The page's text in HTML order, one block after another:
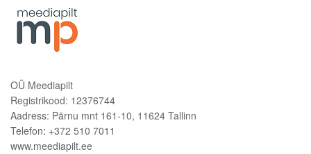
OÜ Meediapilt
Registrikood: 12376744
Aadress: Pärnu mnt 161-10, 11624 Tallinn
Telefon: +372 510 7011
www.meediapilt.ee